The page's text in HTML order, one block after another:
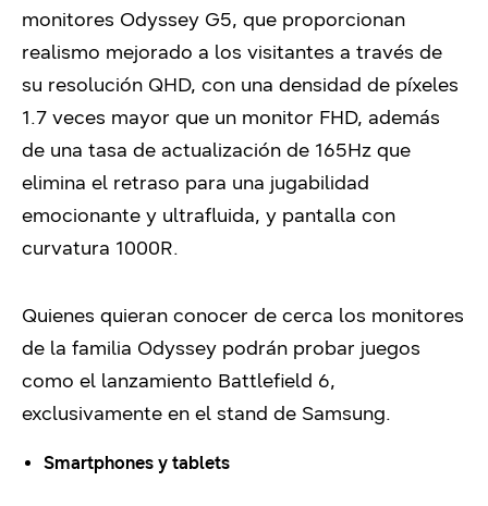
monitores Odyssey G5, que proporcionan
realismo mejorado a los visitantes a través de
su resolución QHD, con una densidad de píxeles
1.7 veces mayor que un monitor FHD, además
de una tasa de actualización de 165Hz que
elimina el retraso para una jugabilidad
emocionante y ultrafluida, y pantalla con
curvatura 1000R.
Quienes quieran conocer de cerca los monitores
de la familia Odyssey podrán probar juegos
como el lanzamiento Battlefield 6,
exclusivamente en el stand de Samsung.
Smartphones y tablets